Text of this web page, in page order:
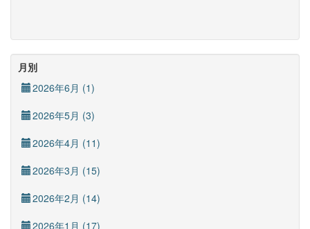
月別
2026年6月 (1)
2026年5月 (3)
2026年4月 (11)
2026年3月 (15)
2026年2月 (14)
2026年1月 (17)